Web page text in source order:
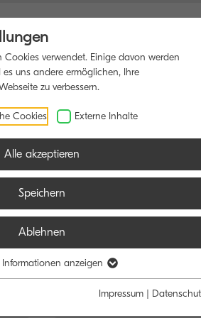
Cookies verwendet. Einige davon werden
uns andere ermöglichen, Ihre
zu verbessern.
Cookies Externe Inhalte
Alle akzeptieren
Speichern
Ablehnen
Informationen anzeigen
Impressum |